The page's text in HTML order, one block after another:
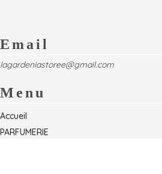
Email
lagardeniastoree@gmail.com
Menu
Accueil
PARFUMERIE